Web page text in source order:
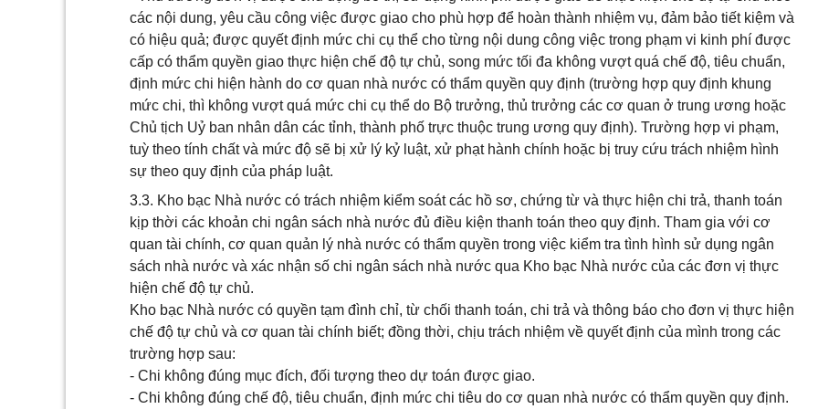
các nội dung, yêu cầu công việc được giao cho phù hợp để hoàn thành nhiệm vụ, đảm bảo tiết kiệm và
có hiệu quả; được quyết định mức chi cụ thể cho từng nội dung công việc trong phạm vi kinh phí được
cấp có thẩm quyền giao thực hiện chế độ tự chủ, song mức tối đa không vượt quá chế độ, tiêu chuẩn,
định mức chi hiện hành do cơ quan nhà nước có thẩm quyền quy định (trường hợp quy định khung
mức chi, thì không vượt quá mức chi cụ thể do Bộ trưởng, thủ trưởng các cơ quan ở trung ương hoặc
Chủ tịch Uỷ ban nhân dân các tỉnh, thành phố trực thuộc trung ương quy định). Trường hợp vi phạm,
tuỳ theo tính chất và mức độ sẽ bị xử lý kỷ luật, xử phạt hành chính hoặc bị truy cứu trách nhiệm hình
sự theo quy định của pháp luật.
3.3. Kho bạc Nhà nước có trách nhiệm kiểm soát các hồ sơ, chứng từ và thực hiện chi trả, thanh toán
kịp thời các khoản chi ngân sách nhà nước đủ điều kiện thanh toán theo quy định. Tham gia với cơ
quan tài chính, cơ quan quản lý nhà nước có thẩm quyền trong việc kiểm tra tình hình sử dụng ngân
sách nhà nước và xác nhận số chi ngân sách nhà nước qua Kho bạc Nhà nước của các đơn vị thực
hiện chế độ tự chủ.
Kho bạc Nhà nước có quyền tạm đình chỉ, từ chối thanh toán, chi trả và thông báo cho đơn vị thực hiện
chế độ tự chủ và cơ quan tài chính biết; đồng thời, chịu trách nhiệm về quyết định của mình trong các
trường hợp sau:
- Chi không đúng mục đích, đối tượng theo dự toán được giao.
- Chi không đúng chế độ, tiêu chuẩn, định mức chi tiêu do cơ quan nhà nước có thẩm quyền quy định.